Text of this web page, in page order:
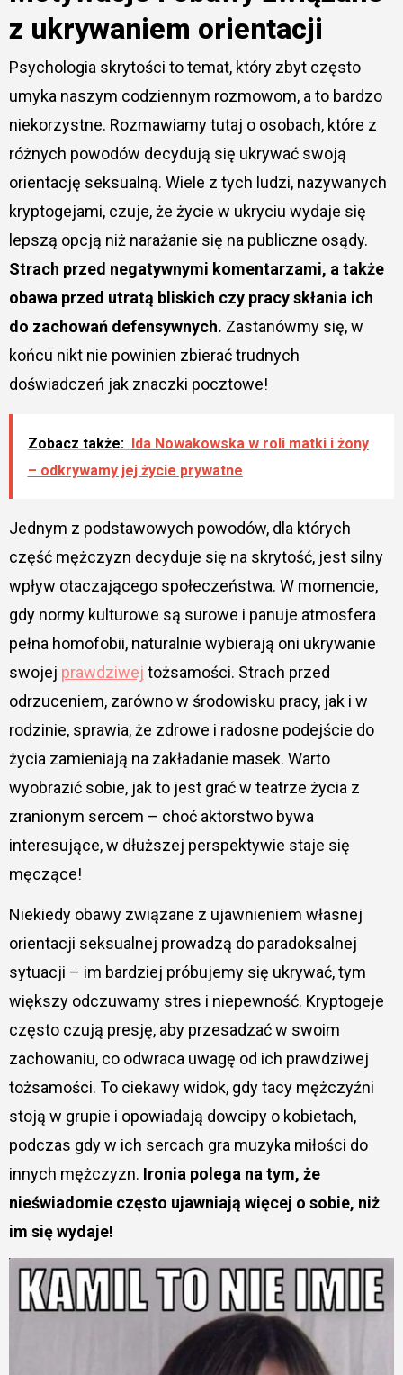
z ukrywaniem orientacji
Psychologia skrytości to temat, który zbyt często
umyka naszym codziennym rozmowom, a to bardzo
niekorzystne. Rozmawiamy tutaj o osobach, które z
różnych powodów decydują się ukrywać swoją
orientację seksualną. Wiele z tych ludzi, nazywanych
kryptogejami, czuje, że życie w ukryciu wydaje się
lepszą opcją niż narażanie się na publiczne osądy.
Strach przed negatywnymi komentarzami, a także
obawa przed utratą bliskich czy pracy skłania ich
do zachowań defensywnych. Zastanówmy się, w
końcu nikt nie powinien zbierać trudnych
doświadczeń jak znaczki pocztowe!
Zobacz także: Ida Nowakowska w roli matki i żony
– odkrywamy jej życie prywatne
Jednym z podstawowych powodów, dla których
część mężczyzn decyduje się na skrytość, jest silny
wpływ otaczającego społeczeństwa. W momencie,
gdy normy kulturowe są surowe i panuje atmosfera
pełna homofobii, naturalnie wybierają oni ukrywanie
swojej prawdziwej tożsamości. Strach przed
odrzuceniem, zarówno w środowisku pracy, jak i w
rodzinie, sprawia, że zdrowe i radosne podejście do
życia zamieniają na zakładanie masek. Warto
wyobrazić sobie, jak to jest grać w teatrze życia z
zranionym sercem – choć aktorstwo bywa
interesujące, w dłuższej perspektywie staje się
męczące!
Niekiedy obawy związane z ujawnieniem własnej
orientacji seksualnej prowadzą do paradoksalnej
sytuacji – im bardziej próbujemy się ukrywać, tym
większy odczuwamy stres i niepewność. Kryptogeje
często czują presję, aby przesadzać w swoim
zachowaniu, co odwraca uwagę od ich prawdziwej
tożsamości. To ciekawy widok, gdy tacy mężczyźni
stoją w grupie i opowiadają dowcipy o kobietach,
podczas gdy w ich sercach gra muzyka miłości do
innych mężczyzn. Ironia polega na tym, że
nieświadomie często ujawniają więcej o sobie, niż
im się wydaje!